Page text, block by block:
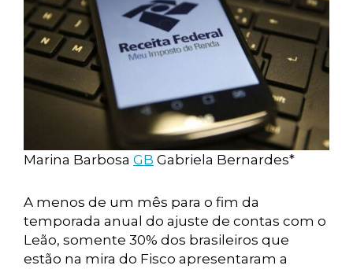
Marina Barbosa GB Gabriela Bernardes*
A menos de um mês para o fim da
temporada anual do ajuste de contas com o
Leão, somente 30% dos brasileiros que
estão na mira do Fisco apresentaram a